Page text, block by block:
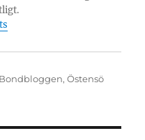
Kategorier
Bondbloggen,Östensö